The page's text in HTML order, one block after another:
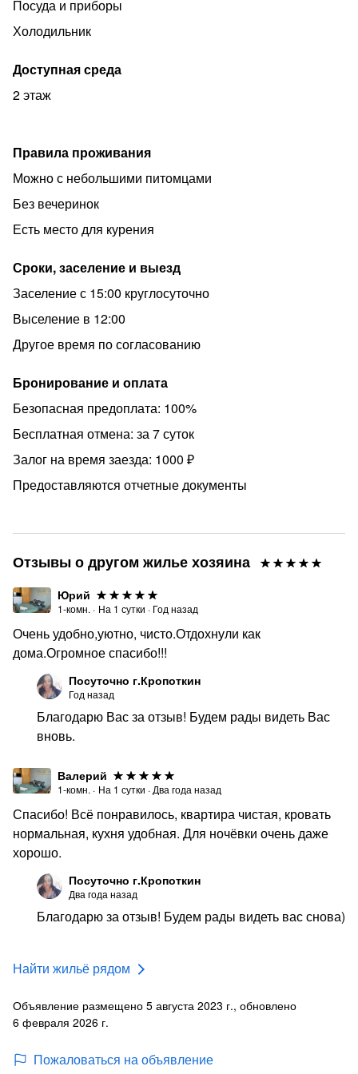
удобства.
•Полный комплект посуды, постельное белье и
средства личной гигиены — Вам не придется ничего
дополнительно покупать.
рестораны, аптеки, вечерний рынок и пункты выдачи
заказов. Все, что Вам нужно, будет под рукой!
•Мы предлагаем помесячную аренду для
командированных сотрудников с возможностью
•Отчетные документы предоставляются, а оплата
возможна по наличному и безналичному расчету.
•Мы лояльны к нашим гостям и готовы предложить
специальные условия при длительном проживании.
балконе. Мы строго следим за тишиной в ночное
время, чтобы обеспечить комфорт всем нашим гостям.
Нахождение несогласованных лиц в квартире
Заселение: Заселение осуществляется при наличии
документов, и мы рады приветствовать
депозит взимается на усмотрение арендодателя.
Забронируйте уже сегодня и отдыхайте с комфортом
для каждого гостя!
Посуда и приборы
Холодильник
Доступная среда
2 этаж
Правила проживания
Можно с небольшими питомцами
Без вечеринок
Есть место для курения
Сроки, заселение и выезд
Заселение с 15:00 круглосуточно
Выселение в 12:00
Другое время по согласованию
Бронирование и оплата
Безопасная предоплата: 100%
Бесплатная отмена: за 7 суток
Залог на время заезда: 1000 ₽
Предоставляются отчетные документы
Отзывы о другом жилье хозяина
Юрий
1-комн. · На 1 сутки · Год назад
Очень удобно,уютно, чисто.Отдохнули как
дома.Огромное спасибо!!!
Посуточно г.Кропоткин
Год назад
Благодарю Вас за отзыв! Будем рады видеть Вас
вновь.
Валерий
1-комн. · На 1 сутки · Два года назад
Спасибо! Всё понравилось, квартира чистая, кровать
нормальная, кухня удобная. Для ночёвки очень даже
хорошо.
Посуточно г.Кропоткин
Два года назад
Благодарю за отзыв! Будем рады видеть вас снова)
Найти жильё рядом
Объявление размещено 5 августа 2023 г., обновлено
6 февраля 2026 г.
Пожаловаться на объявление